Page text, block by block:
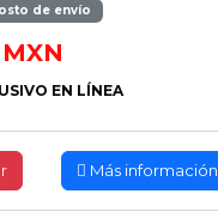
de envío
EN LÍNEA
Más información